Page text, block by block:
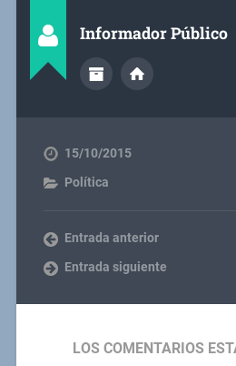
Informador Público
15/10/2015
Política
Entrada anterior
Entrada siguiente
LOS COMENTARIOS